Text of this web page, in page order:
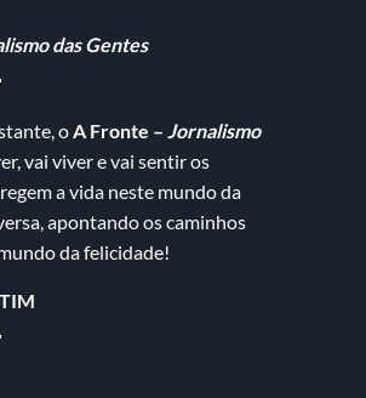
das Gentes
oA Fronte – Jornalismo
vai viver e vai sentir os
a vida neste mundo da
apontando os caminhos
da felicidade!